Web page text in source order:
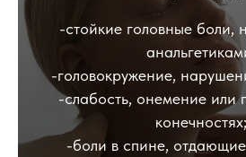
-стойкие головные боли,
-головокружение,
-слабость, онемение или
конечностях;
-боли в спине,